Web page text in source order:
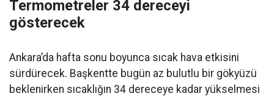
Termometreler 34 dereceyi
gösterecek
Ankara’da hafta sonu boyunca sıcak hava etkisini
sürdürecek. Başkentte bugün az bulutlu bir gökyüzü
beklenirken sıcaklığın 34 dereceye kadar yükselmesi